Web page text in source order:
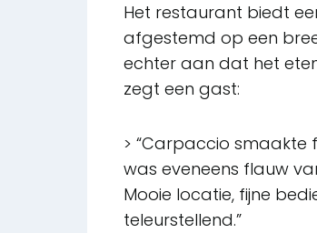
Het restaurant biedt
afgestemd op een
echter aan dat het
zegt een gast:
> “Carpaccio smaakte
was eveneens flauw
Mooie locatie, fijne
teleurstellend.”